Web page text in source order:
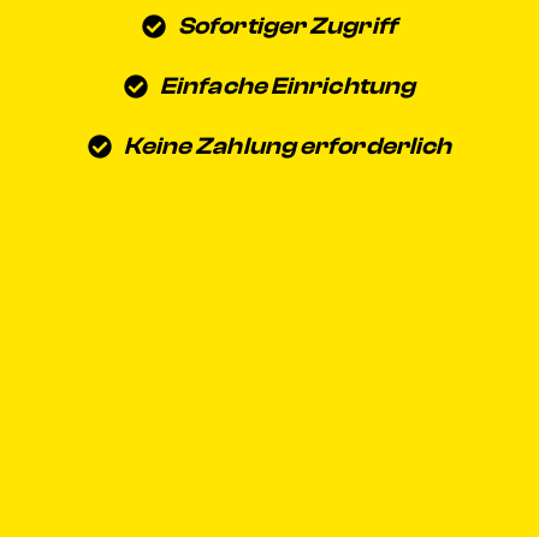
Sofortiger Zugriff
Einfache Einrichtung
Keine Zahlung erforderlich